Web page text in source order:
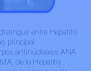
entre Hepatitis
principal
antinucleares ANA
de la Hepatitis